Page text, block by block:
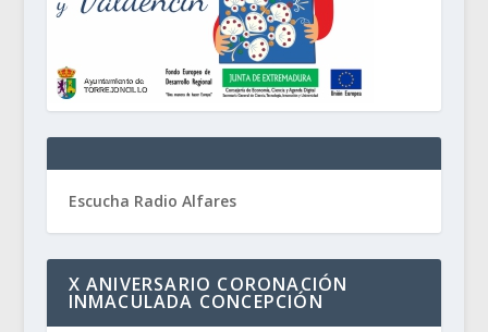
Escucha Radio Alfares
X ANIVERSARIO CORONACIÓN
INMACULADA CONCEPCIÓN